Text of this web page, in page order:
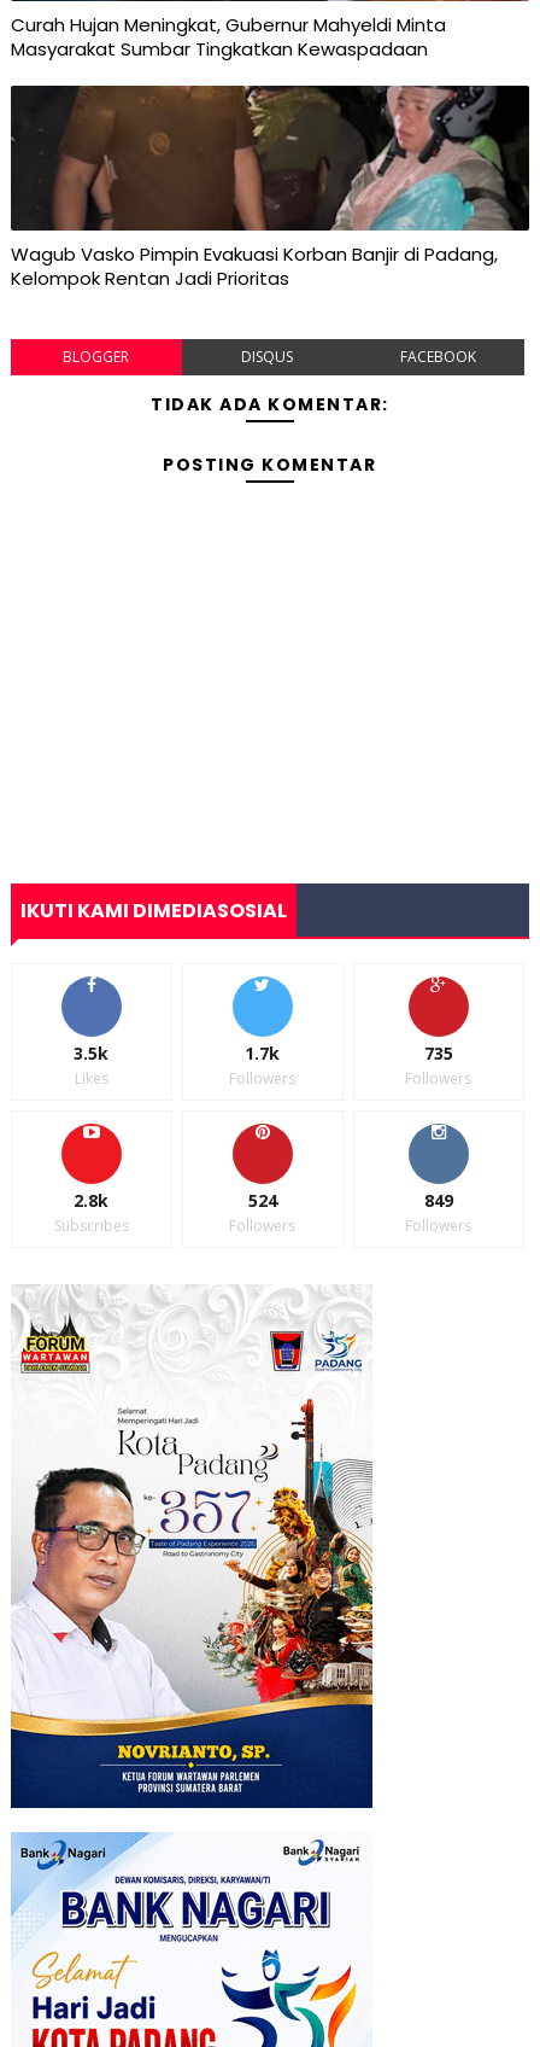
Curah Hujan Meningkat, Gubernur Mahyeldi Minta
Masyarakat Sumbar Tingkatkan Kewaspadaan
Wagub Vasko Pimpin Evakuasi Korban Banjir di Padang,
Kelompok Rentan Jadi Prioritas
BLOGGER DISQUS FACEBOOK
TIDAK ADA KOMENTAR:
POSTING KOMENTAR
IKUTI KAMI DIMEDIASOSIAL
3.5k
Likes
1.7k
Followers
735
Followers
2.8k
Subscribes
524
Followers
849
Followers